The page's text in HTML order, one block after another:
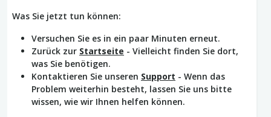
Was Sie jetzt tun können:
Versuchen Sie es in ein paar Minuten erneut.
Zurück zur Startseite - Vielleicht finden Sie dort,
was Sie benötigen.
Kontaktieren Sie unseren Support - Wenn das
Problem weiterhin besteht, lassen Sie uns bitte
wissen, wie wir Ihnen helfen können.